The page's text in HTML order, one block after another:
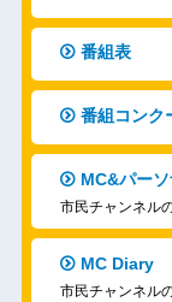
番組表
番組コンク
MC&パー
市民チャンネル
MC Diary
市民チャンネル